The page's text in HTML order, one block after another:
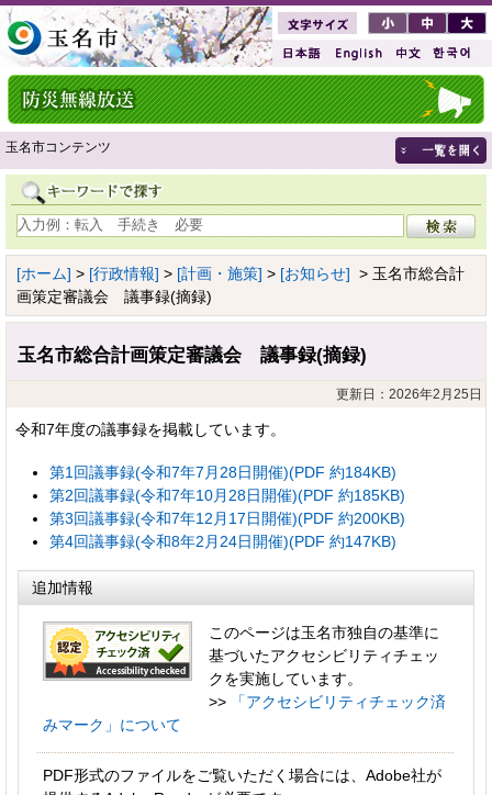
玉名市コンテンツ
[ホーム] > [行政情報] > [計画・施策] > [お知らせ] > 玉名市総合計
画策定審議会 議事録(摘録)
玉名市総合計画策定審議会 議事録(摘録)
更新日：2026年2月25日
令和7年度の議事録を掲載しています。
第1回議事録(令和7年7月28日開催)(PDF 約184KB)
第2回議事録(令和7年10月28日開催)(PDF 約185KB)
第3回議事録(令和7年12月17日開催)(PDF 約200KB)
第4回議事録(令和8年2月24日開催)(PDF 約147KB)
追加情報
このページは玉名市独自の基準に
基づいたアクセシビリティチェッ
クを実施しています。
>>
「アクセシビリティチェック済
みマーク」について
PDF形式のファイルをご覧いただく場合には、Adobe社が